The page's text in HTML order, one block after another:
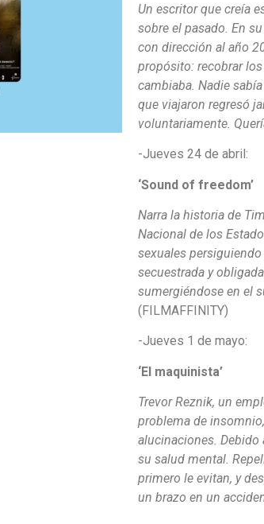
Un escritor que creía
sobre el pasado. En
con dirección al año
propósito: recobrar
cambiaba. Nadie
que viajaron regresó
voluntariamente.
-Jueves 24 de abril:
‘Sound of freedom’
Narra la historia de
Nacional de los
sexuales
secuestrada y
sumergiéndose en el
(FILMAFFINITY)
-Jueves 1 de mayo:
‘El maquinista’
Trevor Reznik, un
problema de
alucinaciones.
su salud mental.
primero le evitan, y
un brazo en un